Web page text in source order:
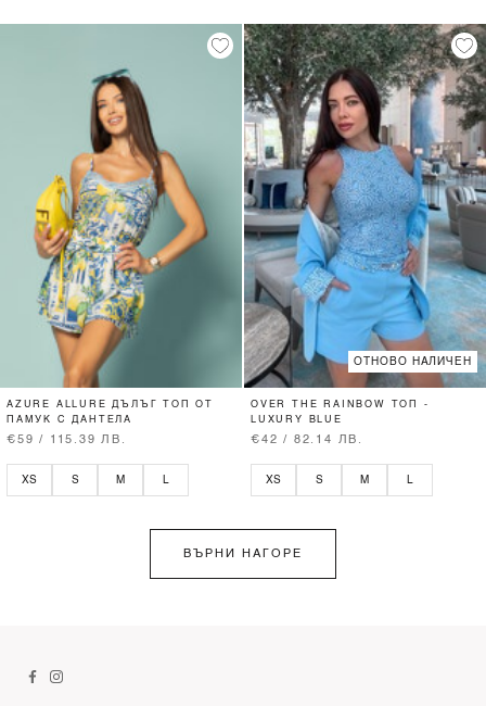
AZURE ALLURE ДЪЛЪГ ТОП ОТ
ПАМУК С ДАНТЕЛА
€59 / 115.39 ЛВ.
XS S M
ОТНОВО НАЛИЧЕН
OVER THE RAINBOW ТОП -
LUXURY BLUE
€42 / 82.14 ЛВ.
XS S M
ВЪРНИ НАГОРЕ